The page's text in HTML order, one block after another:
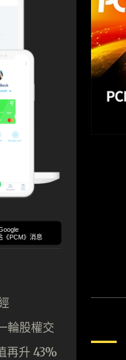
《PCM》消息
輪股權交
再升 43%